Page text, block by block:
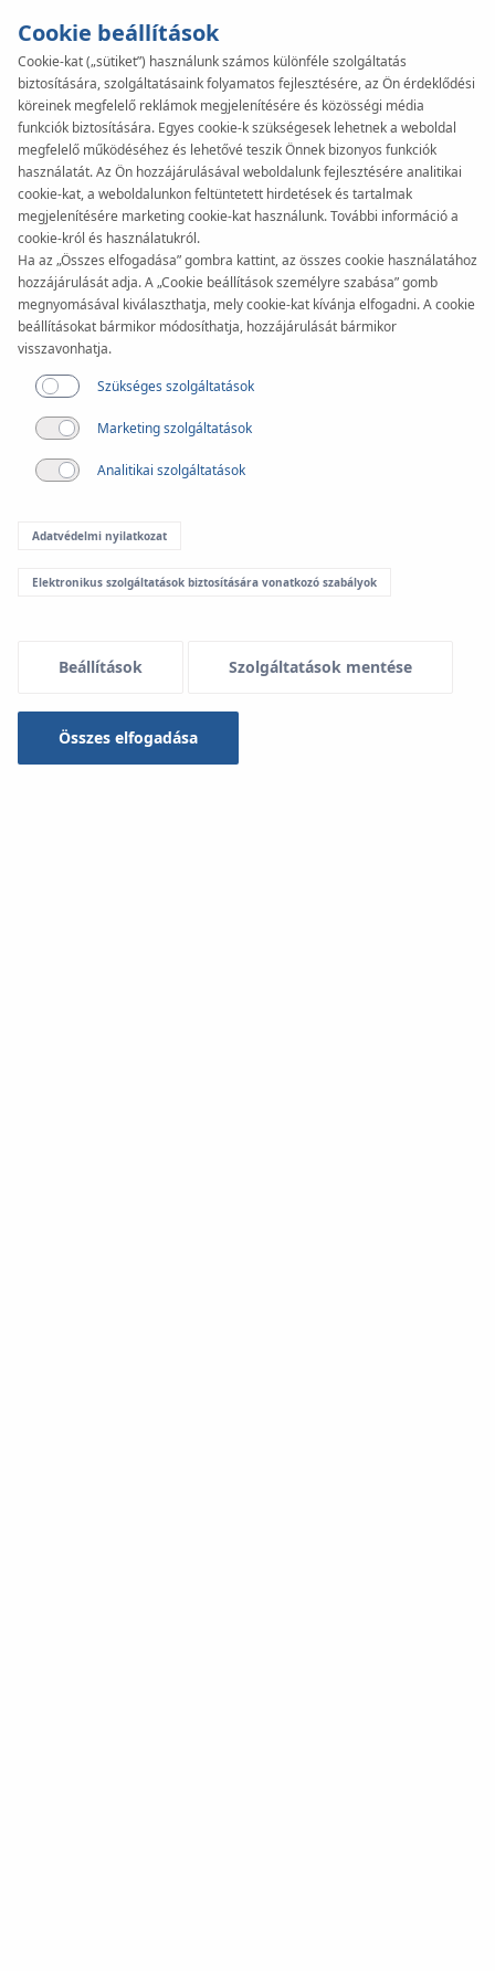
KAN Csoport etikai
irányelvek
Cookie beállítások
Cookie-kat („sütiket”) használunk számos különféle szolgáltatás
biztosítására, szolgáltatásaink folyamatos fejlesztésére, az Ön érdeklődési
köreinek megfelelő reklámok megjelenítésére és közösségi média
funkciók biztosítására. Egyes cookie-k szükségesek lehetnek a weboldal
megfelelő működéséhez és lehetővé teszik Önnek bizonyos funkciók
használatát. Az Ön hozzájárulásával weboldalunk fejlesztésére analitikai
cookie-kat, a weboldalunkon feltüntetett hirdetések és tartalmak
megjelenítésére marketing cookie-kat használunk. További információ a
cookie-król és használatukról.
Ha az „Összes elfogadása” gombra kattint, az összes cookie használatához
hozzájárulását adja. A „Cookie beállítások személyre szabása” gomb
megnyomásával kiválaszthatja, mely cookie-kat kívánja elfogadni. A cookie
beállításokat bármikor módosíthatja, hozzájárulását bármikor
visszavonhatja.
Szükséges szolgáltatások
Marketing szolgáltatások
Analitikai szolgáltatások
Adatvédelmi nyilatkozat
Elektronikus szolgáltatások biztosítására vonatkozó szabályok
Beállítások Szolgáltatások mentése
Összes elfogadása